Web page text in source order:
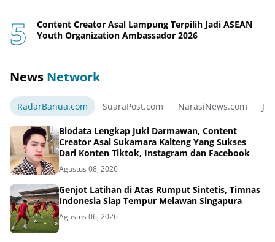
Content Creator Asal Lampung Terpilih Jadi ASEAN
Youth Organization Ambassador 2026
News Network
RadarBanua.com SuaraPost.com NarasiNews.com
Biodata Lengkap Juki Darmawan, Content
Creator Asal Sukamara Kalteng Yang Sukses
Dari Konten Tiktok, Instagram dan Facebook
Agustus 08, 2026
Genjot Latihan di Atas Rumput Sintetis, Timnas
Indonesia Siap Tempur Melawan Singapura
Agustus 06, 2026